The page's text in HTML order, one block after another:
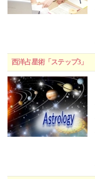
西洋占星術「ステップ3」